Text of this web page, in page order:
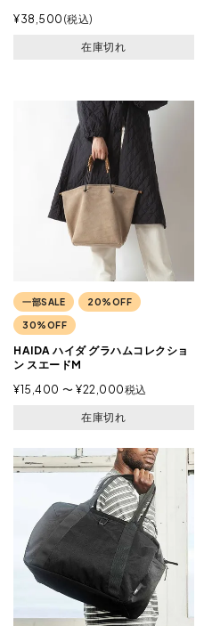
¥38,500 税込
在庫切れ
一部SALE 20%OFF
30%OFF
HAIDA ハイダ グラハムコレクショ
ン スエードM
¥15,400 〜 ¥22,000税込
在庫切れ